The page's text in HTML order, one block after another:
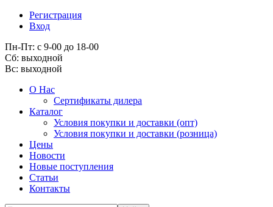
Регистрация
Вход
Пн-Пт: с 9-00 до 18-00
Cб: выходной
Вс: выходной
О Нас
Сертификаты дилера
Каталог
Условия покупки и доставки (опт)
Условия покупки и доставки (розница)
Цены
Новости
Новые поступления
Статьи
Контакты